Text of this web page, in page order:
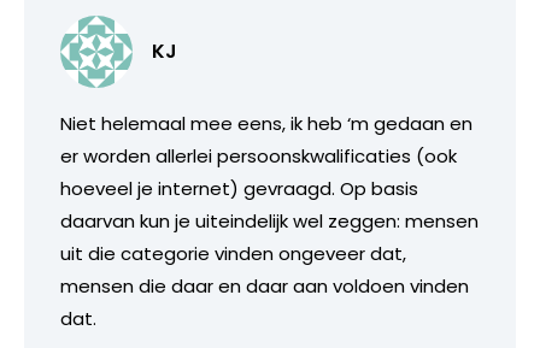
KJ
Niet helemaal mee eens, ik heb ‘m gedaan en
er worden allerlei persoonskwalificaties (ook
hoeveel je internet) gevraagd. Op basis
daarvan kun je uiteindelijk wel zeggen: mensen
uit die categorie vinden ongeveer dat,
mensen die daar en daar aan voldoen vinden
dat.